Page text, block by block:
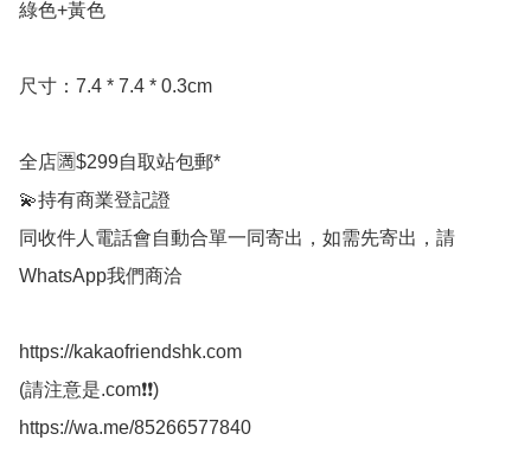
綠色+黃色
尺寸：7.4 * 7.4 * 0.3cm
全店🈵$299自取站包郵*
💫持有商業登記證
同收件人電話會自動合單一同寄出，如需先寄出，請
WhatsApp我們商洽
https://kakaofriendshk.com
(請注意是.com❗❗)
https://wa.me/85266577840